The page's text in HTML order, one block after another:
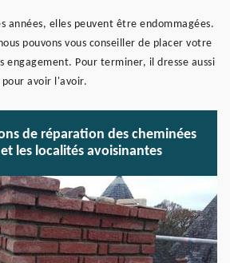
années, elles peuvent être endommagées.
pouvons vous conseiller de placer votre
engagement. Pour terminer, il dresse aussi
avoir l'avoir.
de réparation des cheminées
les localités avoisinantes